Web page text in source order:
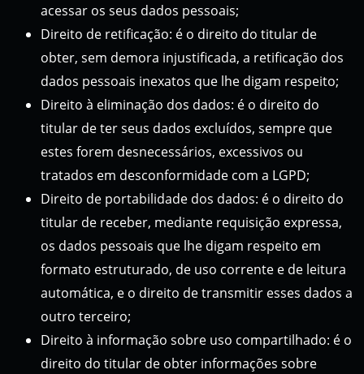
acessar os seus dados pessoais;
Direito de retificação: é o direito do titular de
obter, sem demora injustificada, a retificação dos
dados pessoais inexatos que lhe digam respeito;
Direito à eliminação dos dados: é o direito do
titular de ter seus dados excluídos, sempre que
estes forem desnecessários, excessivos ou
tratados em desconformidade com a LGPD;
Direito de portabilidade dos dados: é o direito do
titular de receber, mediante requisição expressa,
os dados pessoais que lhe digam respeito em
formato estruturado, de uso corrente e de leitura
automática, e o direito de transmitir esses dados a
outro terceiro;
Direito à informação sobre uso compartilhado: é o
direito do titular de obter informações sobre